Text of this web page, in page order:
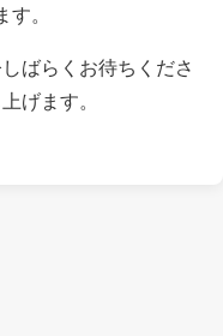
。
ばらくお待ちくださ
げます。